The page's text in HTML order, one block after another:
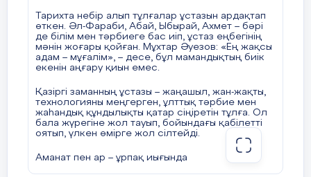
Жүргізуші (дауыс)
Көрініс басталады
(Сахнада шағын қазақ үйінің көрінісі. Ана жүн
түтіп отыр. Қыз кітап оқып отыр.)
Қыз:
Әке, сіз қашан ауылға мұғалім болып барасыз?
Әке:
Тарихта небір алып тұлғалар ұстазын ардақтап
өткен. Әл-Фараби, Абай, Ыбырай, Ахмет – бәрі
де білім мен тәрбиеге бас иіп, ұстаз еңбегінің
мәнін жоғары қойған. Мұхтар Әуезов: «Ең жақсы
адам – мұғалім», – десе, бұл мамандықтың биік
екенін аңғару қиын емес.
Қазіргі заманның ұстазы – жаңашыл, жан-жақты,
технологияны меңгерген, ұлттық тәрбие мен
жаһандық құндылықты қатар сіңіретін тұлға. Ол
бала жүрегіне жол тауып, бойындағы қабілетті
оятып, үлкен өмірге жол сілтейді.
Аманат пен ар – ұрпақ иығында